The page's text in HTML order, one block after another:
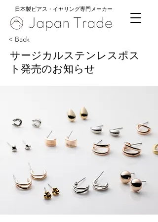
日本製ピアス・イヤリング専門メーカー
< Back
サージカルステンレスポス
ト発売のお知らせ